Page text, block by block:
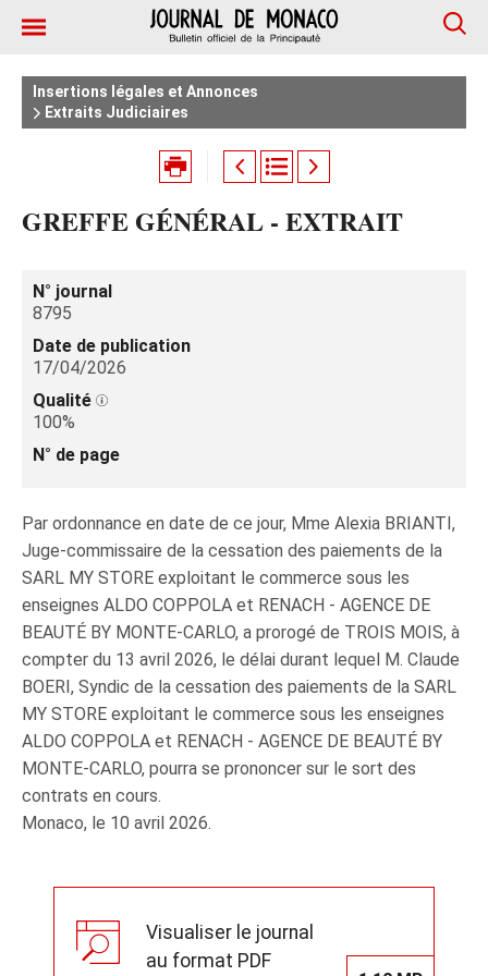
Insertions légales et Annonces
Extraits Judiciaires
GREFFE GÉNÉRAL - EXTRAIT
N° journal
8795
Date de publication
17/04/2026
Qualité
100%
N° de page
Par ordonnance en date de ce jour, Mme Alexia BRIANTI,
Juge‑commissaire de la cessation des paiements de la
SARL MY STORE exploitant le commerce sous les
enseignes ALDO COPPOLA et RENACH - AGENCE DE
BEAUTÉ BY MONTE‑CARLO, a prorogé de TROIS MOIS, à
compter du 13 avril 2026, le délai durant lequel M. Claude
BOERI, Syndic de la cessation des paiements de la SARL
MY STORE exploitant le commerce sous les enseignes
ALDO COPPOLA et RENACH - AGENCE DE BEAUTÉ BY
MONTE‑CARLO, pourra se prononcer sur le sort des
contrats en cours.
Monaco, le 10 avril 2026.
Visualiser le journal
au format PDF